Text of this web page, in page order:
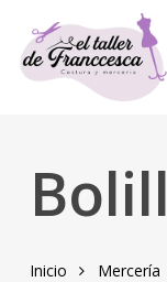
main
Inicio Mercería